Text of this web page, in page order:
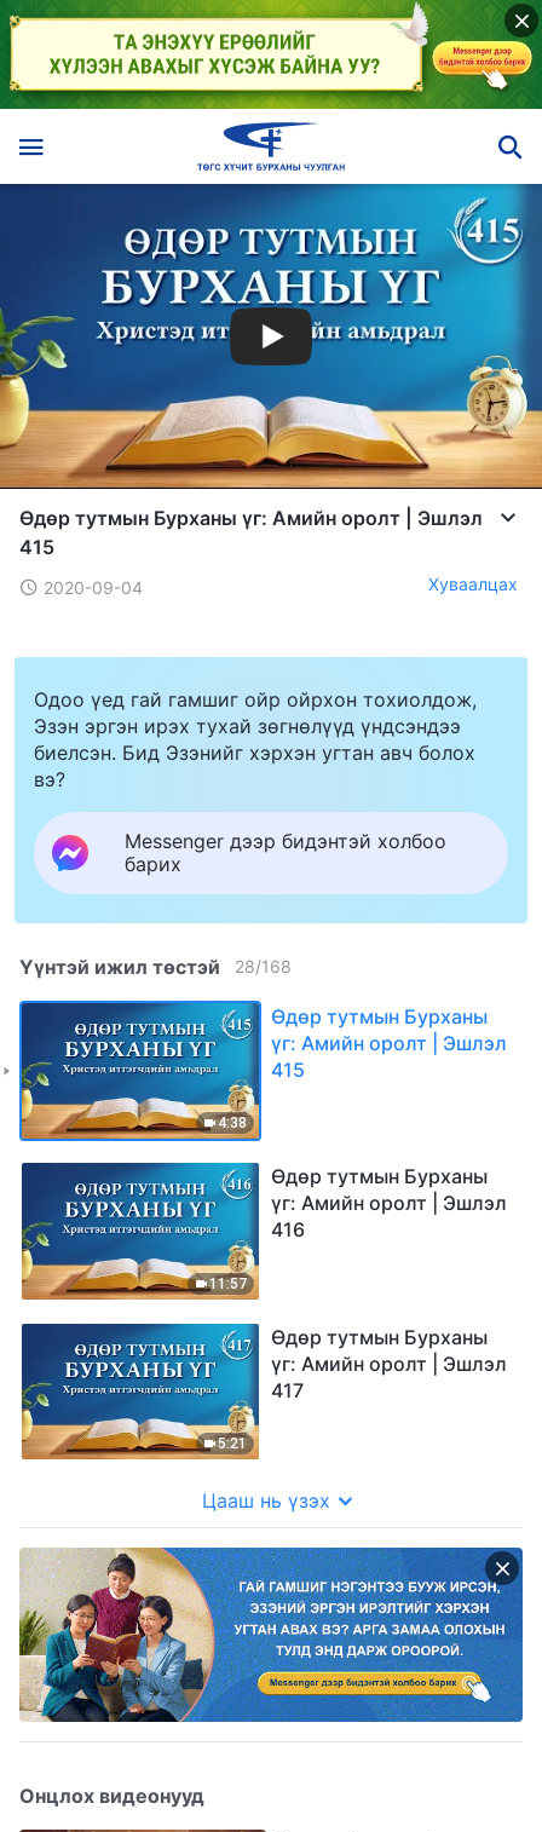
Өдөр тутмын Бурханы үг: Амийн оролт | Эшлэл
415
2020-09-04 Хуваалцах
Одоо үед гай гамшиг ойр ойрхон тохиолдож,
Эзэн эргэн ирэх тухай зөгнөлүүд үндсэндээ
биелсэн. Бид Эзэнийг хэрхэн угтан авч болох
вэ?
Messenger дээр бидэнтэй холбоо
барих
Үүнтэй ижил төстэй 28/168
4:38
Өдөр тутмын Бурханы
үг: Амийн оролт | Эшлэл
415
11:57
Өдөр тутмын Бурханы
үг: Амийн оролт | Эшлэл
416
5:21
Өдөр тутмын Бурханы
үг: Амийн оролт | Эшлэл
417
Цааш нь үзэх
Онцлох видеонууд